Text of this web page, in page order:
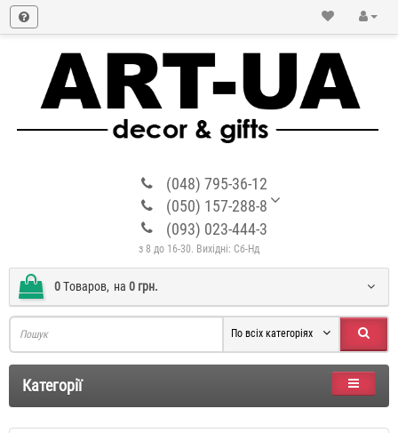
(048) 795-36-12
(050) 157-288-8
(093) 023-444-3
з 8 до 16-30. Вихідні: Сб-Нд
0Tоваров, на 0 грн.
По всіх категоріях
Категорії